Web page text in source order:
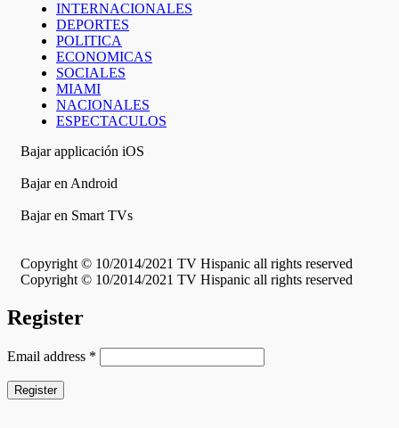
INTERNACIONALES
DEPORTES
POLITICA
ECONOMICAS
SOCIALES
MIAMI
NACIONALES
ESPECTACULOS
Bajar applicación iOS
Bajar en Android
Bajar en Smart TVs
Copyright © 10/2014/2021 TV Hispanic all rights reserved
Copyright © 10/2014/2021 TV Hispanic all rights reserved
Register
Email address *
Register